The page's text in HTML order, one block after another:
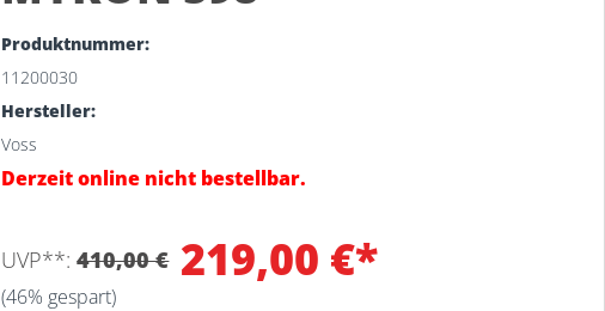
219,00 €*
UVP**:410,00 €
(46% gespart)
Derzeit online nicht bestellbar.
Produktnummer:
11200030
Hersteller:
Voss